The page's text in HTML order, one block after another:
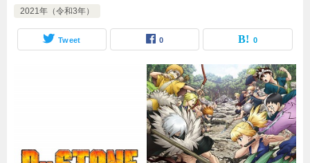
2021年（令和3年）
Tweet 0 0